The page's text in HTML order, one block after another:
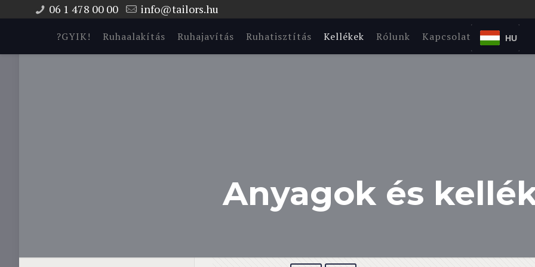
06 1 478 00 00 info@tailors.hu
?GYIK! Ruhaalakítás Ruhajavítás Ruhatisztítás Kellékek Rólunk Kapcsolat HU
Anyagok és